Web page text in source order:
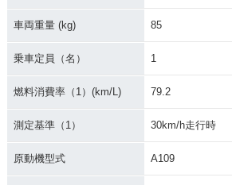
1975年 HUSTLER
1974年 HUSTLER
車両重量 (kg) 85
乗車定員（名） 1
燃料消費率（1）(km/L) 79.2
測定基準（1） 30km/h走行時
原動機型式 A109